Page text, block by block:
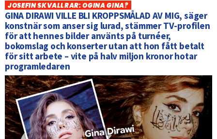
JOSEFIN SKVALLRAR: OGINA GINA?
GINA DIRAWI VILLE BLI KROPPSMÅLAD AV MIG, säger
konstnär som anser sig lurad, stämmer TV-profilen
för att hennes bilder använts på turnéer,
bokomslag och konserter utan att hon fått betalt
för sitt arbete – vite på halv miljon kronor hotar
programledaren